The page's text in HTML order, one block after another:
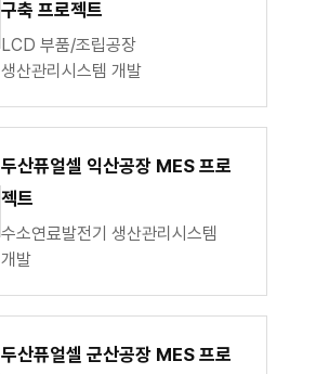
구축 프로젝트
LCD 부품/조립공장
생산관리시스템 개발
두산퓨얼셀 익산공장 MES 프로
젝트
수소연료발전기 생산관리시스템
개발
두산퓨얼셀 군산공장 MES 프로